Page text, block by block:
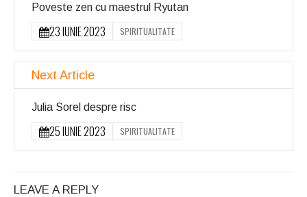
Poveste zen cu maestrul Ryutan
23 IUNIE 2023 SPIRITUALITATE
Next Article
Julia Sorel despre risc
25 IUNIE 2023 SPIRITUALITATE
LEAVE A REPLY